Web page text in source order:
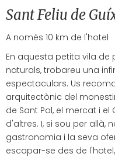
Sant Feliu de
A només 10 km de l'hotel
En aquesta petita vila
naturals, trobareu una
espectaculars. Us
arquitectònic del
de Sant Pol, el mercat i
d'altres. I, si sou per allà,
gastronomia i la seva
escapar-se des de